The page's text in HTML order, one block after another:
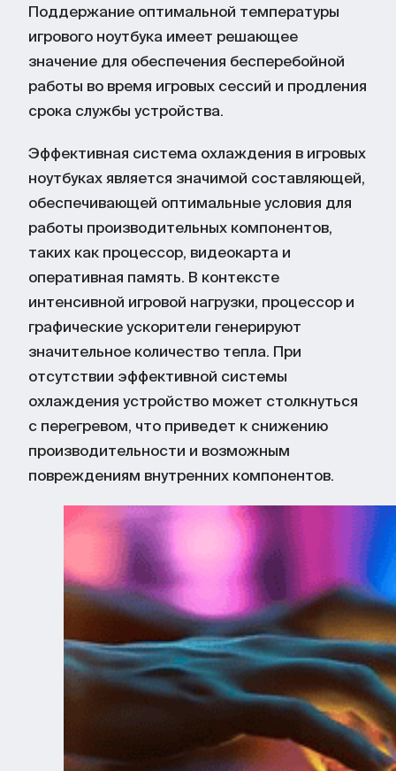
Поддержание оптимальной температуры
игрового ноутбука имеет решающее
значение для обеспечения бесперебойной
работы во время игровых сессий и продления
срока службы устройства.
Эффективная система охлаждения в игровых
ноутбуках является значимой составляющей,
обеспечивающей оптимальные условия для
работы производительных компонентов,
таких как процессор, видеокарта и
оперативная память. В контексте
интенсивной игровой нагрузки, процессор и
графические ускорители генерируют
значительное количество тепла. При
отсутствии эффективной системы
охлаждения устройство может столкнуться
с перегревом, что приведет к снижению
производительности и возможным
повреждениям внутренних компонентов.